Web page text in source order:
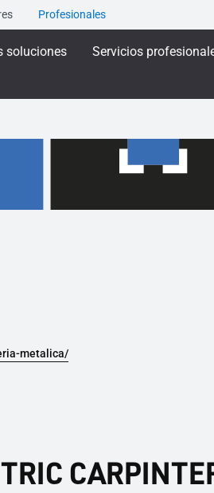
Profesionales
soluciones Servicios
metalica/
TRIC